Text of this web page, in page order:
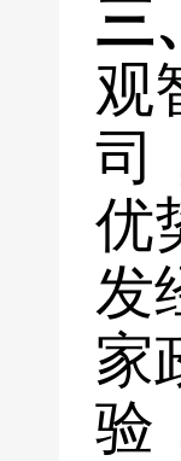
三
观
司
优
发
家
验